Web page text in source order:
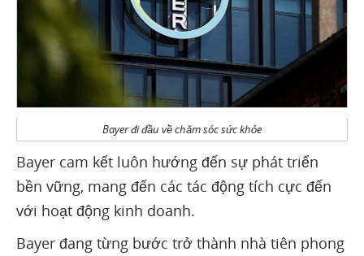
Bayer đi đầu về chăm sóc sức khỏe
Bayer cam kết luôn hướng đến sự phát triển
bền vững, mang đến các tác động tích cực đến
với hoạt động kinh doanh.
Bayer đang từng bước trở thành nhà tiên phong